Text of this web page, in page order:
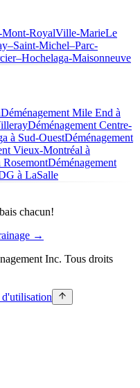
Mont-RoyalVille-MarieLe
Michel–Parc-
Maisonneuve
Déménagement Mile End à
Déménagement Centre-
à Sud-OuestDéménagement
Vieux-Montréal à
RosemontDéménagement
à LaSalle
chacun!
→
Inc. Tous droits